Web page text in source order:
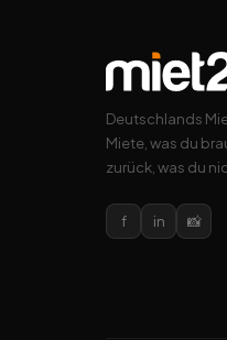
Deutschlands
Miete, was du
zurück, was du
f in 📸